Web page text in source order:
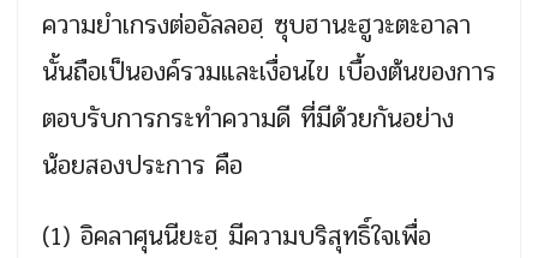
ความยำเกรงต่ออัลลอฮฺ ซุบฮานะฮูวะตะอาลา
นั้นถือเป็นองค์รวมและเงื่อนไข เบื้องต้นของการ
ตอบรับการกระทำความดี ที่มีด้วยกันอย่าง
น้อยสองประการ คือ
(1) อิคลาศุนนียะฮฺ มีความบริสุทธิ์ใจเพื่อ